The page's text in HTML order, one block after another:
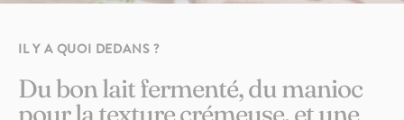
IL Y A QUOI DEDANS ?
Du bon lait fermenté, du manioc
pour la texture crémeuse, et une